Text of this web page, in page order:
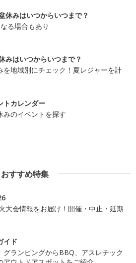
休みはいつからいつまで？
る場合もあり
みはいつからいつまで？
を地域別にチェック！夏レジャーを計
トカレンダー
みのイベントを探す
おすすめ特集
大会情報をお届け！開催・中止・延期
イド
グランピングからBBQ、アスレチック